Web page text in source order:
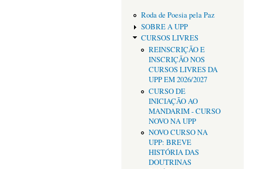
Roda de Poesia pela Paz
SOBRE A UPP
CURSOS LIVRES
REINSCRIÇÃO E
INSCRIÇÃO NOS
CURSOS LIVRES DA
UPP EM 2026/2027
CURSO DE
INICIAÇÃO AO
MANDARIM - CURSO
NOVO NA UPP
NOVO CURSO NA
UPP: BREVE
HISTÓRIA DAS
DOUTRINAS